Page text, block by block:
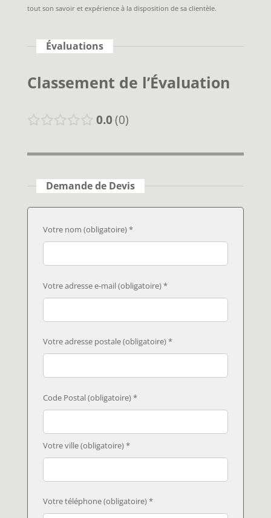
tout son savoir et expérience à la disposition de sa clientèle.
Évaluations
Classement de l’Évaluation
0.0 0
Demande de Devis
Votre nom (obligatoire) *
Votre adresse e-mail (obligatoire) *
Votre adresse postale (obligatoire) *
Code Postal (obligatoire) *
Votre ville (obligatoire) *
Votre téléphone (obligatoire) *